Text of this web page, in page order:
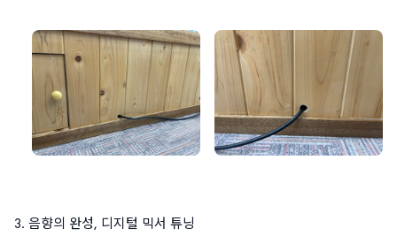
3. 음향의 완성, 디지털 믹서 튜닝